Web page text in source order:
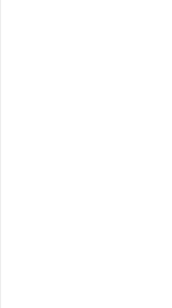
Замена
Ремонт